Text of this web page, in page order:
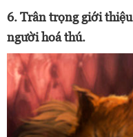
6. Trân trọng giới
người hoá thú.